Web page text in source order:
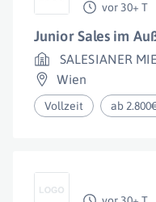
vor 30+ T
Junior Sales im
SALESIANER
Wien
Vollzeit ab